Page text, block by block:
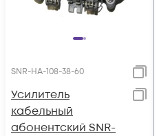
SNR-HA-108-38-60
Усилитель
кабельный
абонентский SNR-